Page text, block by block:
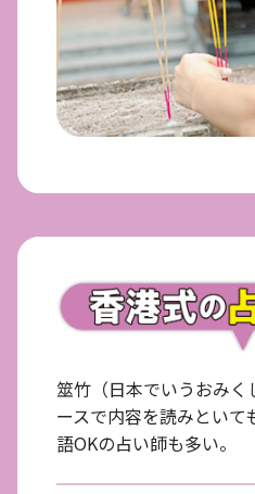
筮竹（日本でいうおみ
ースで内容を読みとい
語OKの占い師も多い。